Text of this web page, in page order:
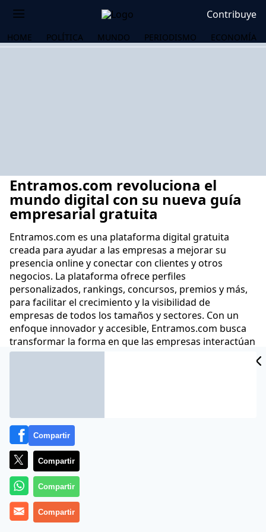
Contribuye
HOME POLÍTICA MUNDO PERIODISMO ECONOMÍA
Entramos.com revoluciona el
mundo digital con su nueva guía
empresarial gratuita
​​​​​​​Entramos.com es una plataforma digital gratuita
creada para ayudar a las empresas a mejorar su
presencia online y conectar con clientes y otros
negocios. La plataforma ofrece perfiles
personalizados, rankings, concursos, premios y más,
para facilitar el crecimiento y la visibilidad de
empresas de todos los tamaños y sectores. Con un
enfoque innovador y accesible, Entramos.com busca
transformar la forma en que las empresas interactúan
en el entorno digital
Compartir
Compartir
Compartir
Compartir